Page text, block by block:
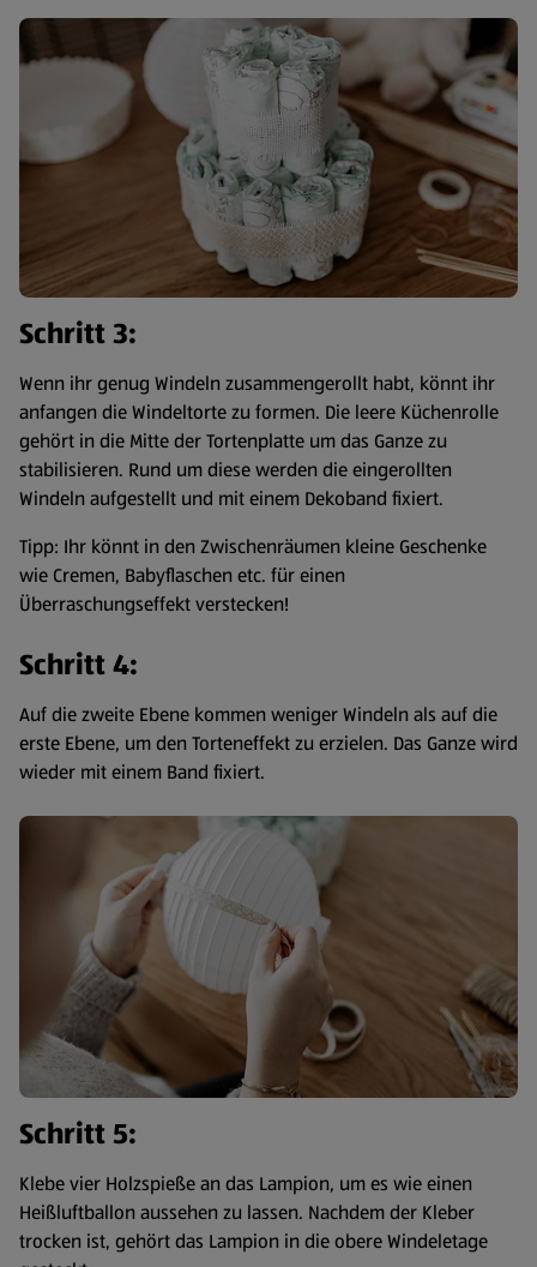
Schritt 3:
Wenn ihr genug Windeln zusammengerollt habt, könnt ihr
anfangen die Windeltorte zu formen. Die leere Küchenrolle
gehört in die Mitte der Tortenplatte um das Ganze zu
stabilisieren. Rund um diese werden die eingerollten
Windeln aufgestellt und mit einem Dekoband fixiert.
Tipp: Ihr könnt in den Zwischenräumen kleine Geschenke
wie Cremen, Babyflaschen etc. für einen
Überraschungseffekt verstecken!
Schritt 4:
Auf die zweite Ebene kommen weniger Windeln als auf die
erste Ebene, um den Torteneffekt zu erzielen. Das Ganze wird
wieder mit einem Band fixiert.
Schritt 5:
Klebe vier Holzspieße an das Lampion, um es wie einen
Heißluftballon aussehen zu lassen. Nachdem der Kleber
trocken ist, gehört das Lampion in die obere Windeletage